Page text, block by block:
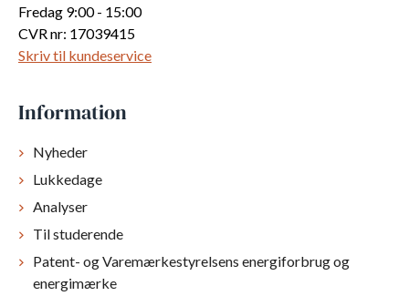
Fredag 9:00 - 15:00
CVR nr: 17039415
Skriv til kundeservice
Information
Nyheder
Lukkedage
Analyser
Til studerende
Patent- og Varemærkestyrelsens energiforbrug og
energimærke